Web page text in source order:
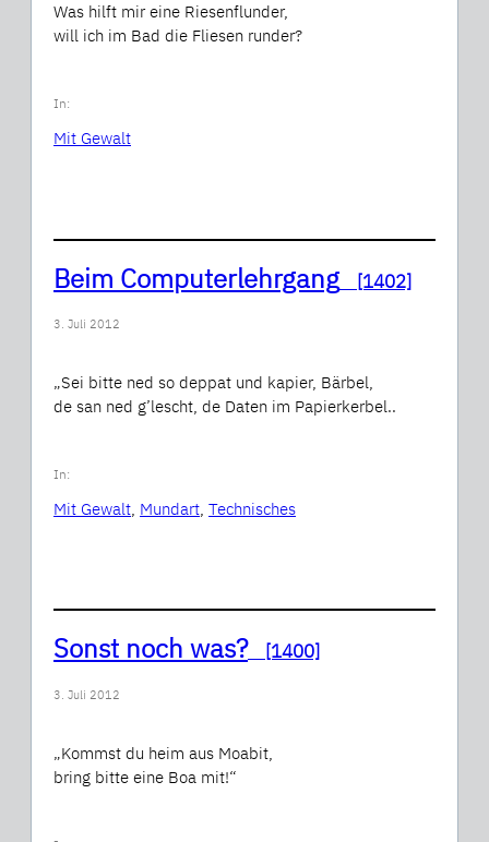
Was hilft mir eine Riesenflunder,
will ich im Bad die Fliesen runder?
In:
Mit Gewalt
Beim Computerlehrgang [1402]
3. Juli 2012
„Sei bitte ned so deppat und kapier, Bärbel,
de san ned g’lescht, de Daten im Papierkerbel..
In:
Mit Gewalt, Mundart, Technisches
Sonst noch was?[1400]
3. Juli 2012
„Kommst du heim aus Moabit,
bring bitte eine Boa mit!“